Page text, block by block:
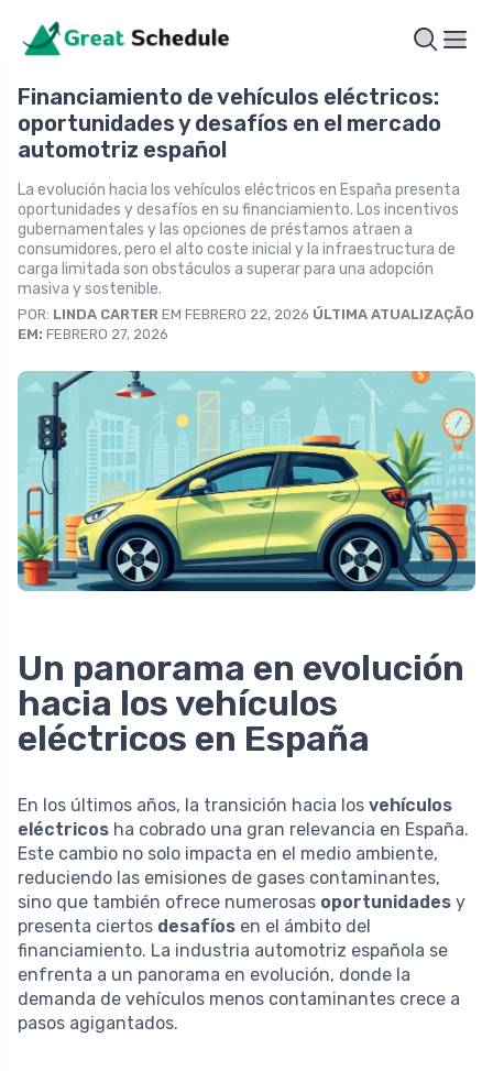
Financiamiento de vehículos eléctricos:
oportunidades y desafíos en el mercado
automotriz español
La evolución hacia los vehículos eléctricos en España presenta
oportunidades y desafíos en su financiamiento. Los incentivos
gubernamentales y las opciones de préstamos atraen a
consumidores, pero el alto coste inicial y la infraestructura de
carga limitada son obstáculos a superar para una adopción
masiva y sostenible.
POR: LINDA CARTER EM FEBRERO 22, 2026 ÚLTIMA ATUALIZAÇÃO
EM: FEBRERO 27, 2026
Un panorama en evolución
hacia los vehículos
eléctricos en España
En los últimos años, la transición hacia los vehículos
eléctricos ha cobrado una gran relevancia en España.
Este cambio no solo impacta en el medio ambiente,
reduciendo las emisiones de gases contaminantes,
sino que también ofrece numerosas oportunidades y
presenta ciertos desafíos en el ámbito del
financiamiento. La industria automotriz española se
enfrenta a un panorama en evolución, donde la
demanda de vehículos menos contaminantes crece a
pasos agigantados.